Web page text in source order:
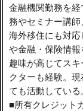
金融機関勤務を
務やセミナー講師
海外移住にも対
や金融・保険情報
趣味が高じてス
クターも経験。
ても活動している
■所有クレジット